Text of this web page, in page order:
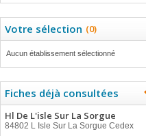
Votre sélection (0)
Aucun établissement sélectionné
Fiches déjà consultées
Hl De L'isle Sur La Sorgue
84802 L Isle Sur La Sorgue Cedex